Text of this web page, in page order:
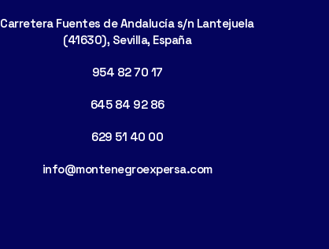
Carretera Fuentes de Andalucía s/n Lantejuela
(41630), Sevilla, España
954 82 70 17
645 84 92 86
629 51 40 00
info@montenegroexpersa.com